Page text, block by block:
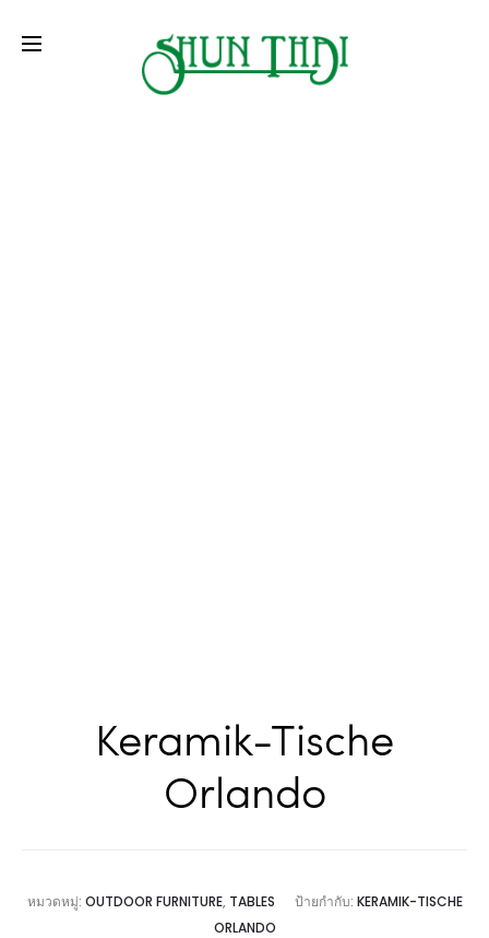
Keramik-Tische
Orlando
หมวดหมู่: OUTDOOR FURNITURE, TABLES ป้ายกำกับ: KERAMIK-TISCHE
ORLANDO